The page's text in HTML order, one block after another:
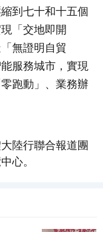
到七十和十五個
「交地即開
無證明自貿
服務城市，實現
跑動」、業務辦
陸行聯合報道團
心。